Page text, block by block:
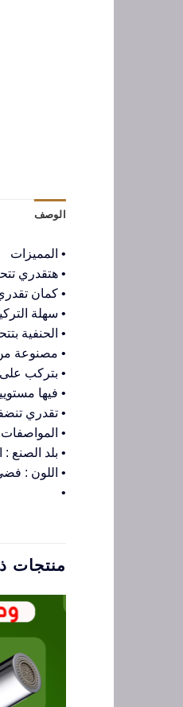
الوصف
• المميزات
• هتقدري
• كمان
• سهلة
• الحنفية
• مصنوعة من
• بتركب
• فيها
• تقدري
• المواصفات
• بلد الصنع
• اللون :
•
منتجات